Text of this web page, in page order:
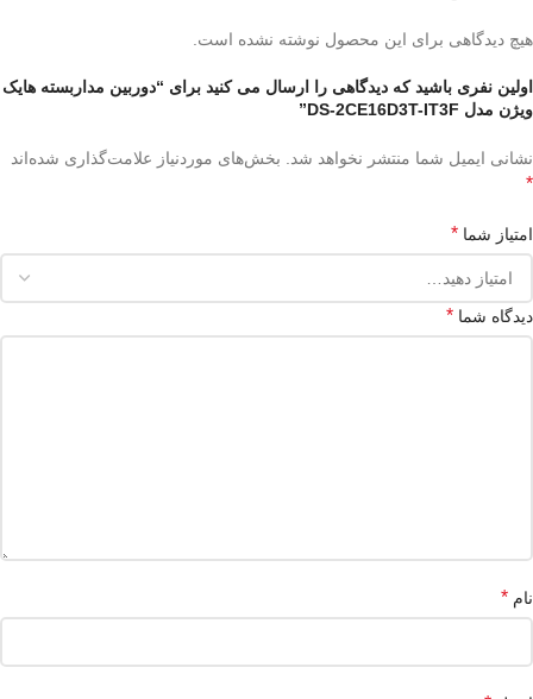
هیچ دیدگاهی برای این محصول نوشته نشده است.
اولین نفری باشید که دیدگاهی را ارسال می کنید برای “دوربین مداربسته هایک
ویژن مدل DS-2CE16D3T-IT3F”
نشانی ایمیل شما منتشر نخواهد شد. بخش‌های موردنیاز علامت‌گذاری شده‌اند
*
امتیاز شما *
دیدگاه شما *
نام *